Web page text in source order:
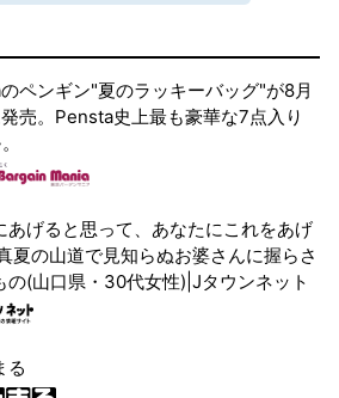
ペンギン"夏のラッキーバッグ"が8月
売。Pensta史上最も豪華な7点入り
あげると思って、あなたにこれをあげ
夏の山道で見知らぬお婆さんに握らさ
の(山口県・30代女性)|Jタウンネット
る